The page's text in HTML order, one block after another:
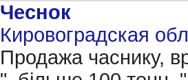
Чеснок
Кировоградская
Продажа часнику,